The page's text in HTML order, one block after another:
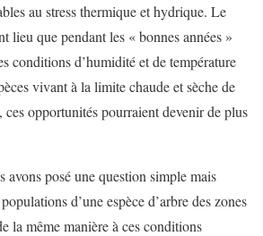
au stress thermique et hydrique. Le
lieu que pendant les « bonnes années »
conditions d’humidité et de température
vivant à la limite chaude et sèche de
opportunités pourraient devenir de plus
avons posé une question simple mais
d’une espèce d’arbre des zones
la même manière à ces conditions